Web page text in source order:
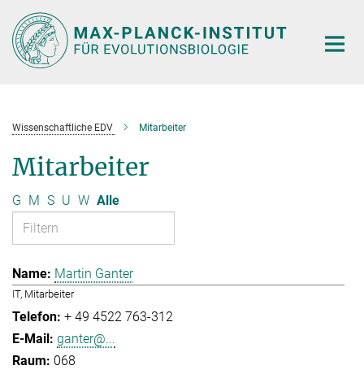
Hauptinhalt
Wissenschaftliche EDV Mitarbeiter
Mitarbeiter
G M S U W Alle
Martin Ganter
IT, Mitarbeiter
+ 49 4522 763-312
ganter@...
068